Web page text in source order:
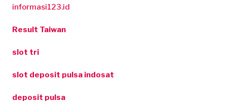
informasi123.id
Result Taiwan
slot tri
slot deposit pulsa indosat
deposit pulsa